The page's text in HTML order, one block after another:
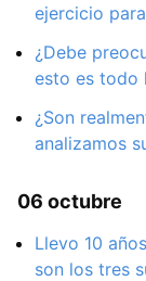
ejercicio
¿Debe
esto es todo
¿Son
analizamos
06 octubre
Llevo 10
son los tres